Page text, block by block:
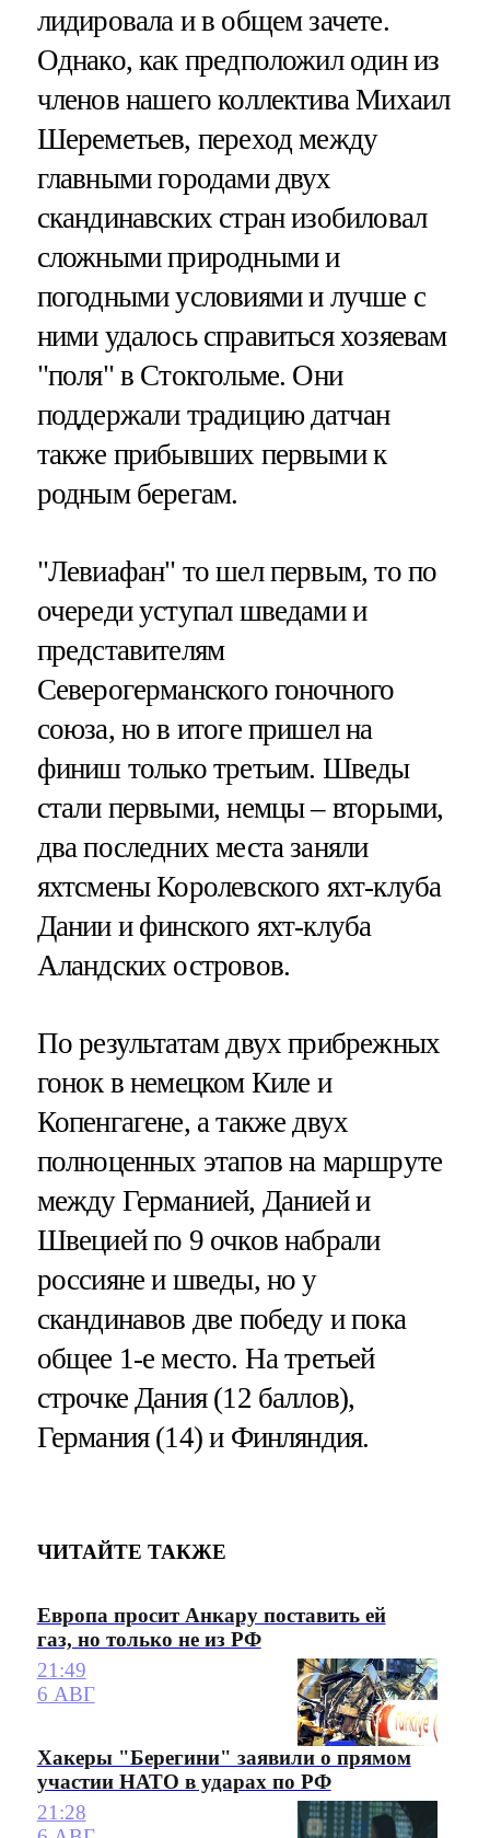
лидировала и в общем зачете.
Однако, как предположил один из
членов нашего коллектива Михаил
Шереметьев, переход между
главными городами двух
скандинавских стран изобиловал
сложными природными и
погодными условиями и лучше с
ними удалось справиться хозяевам
"поля" в Стокгольме. Они
поддержали традицию датчан
также прибывших первыми к
родным берегам.
"Левиафан" то шел первым, то по
очереди уступал шведами и
представителям
Северогерманского гоночного
союза, но в итоге пришел на
финиш только третьим. Шведы
стали первыми, немцы – вторыми,
два последних места заняли
яхтсмены Королевского яхт-клуба
Дании и финского яхт-клуба
Аландских островов.
По результатам двух прибрежных
гонок в немецком Киле и
Копенгагене, а также двух
полноценных этапов на маршруте
между Германией, Данией и
Швецией по 9 очков набрали
россияне и шведы, но у
скандинавов две победу и пока
общее 1-е место. На третьей
строчке Дания (12 баллов),
Германия (14) и Финляндия.
ЧИТАЙТЕ ТАКЖЕ
Европа просит Анкару поставить ей
газ, но только не из РФ
21:49
6 АВГ
Хакеры "Берегини" заявили о прямом
участии НАТО в ударах по РФ
21:28